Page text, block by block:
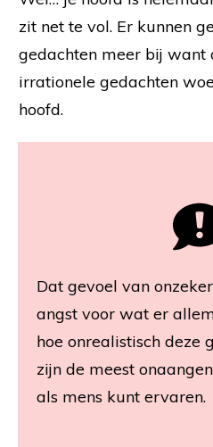
zit net te vol. Er kunnen
gedachten meer bij want
irrationele gedachten
hoofd.
Dat gevoel van
angst voor wat er
hoe onrealistisch deze
zijn de meest
als mens kunt ervaren.